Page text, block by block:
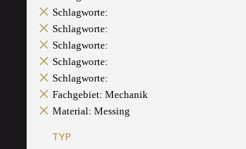
Schlagworte:
Schlagworte:
Schlagworte:
Schlagworte:
Schlagworte:
Fachgebiet: Mechanik
Material: Messing
TYP